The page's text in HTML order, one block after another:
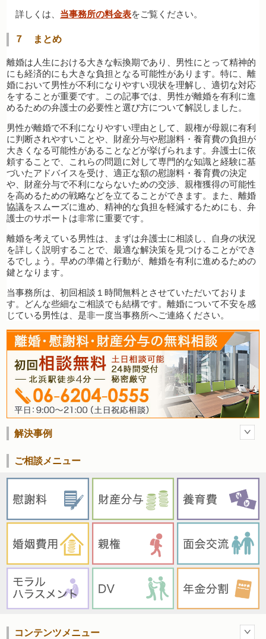
詳しくは、 当事務所の料金表をご覧ください。
７ まとめ
離婚は人生における大きな転換期であり、男性にとって精神的
にも経済的にも大きな負担となる可能性があります。特に、離
婚において男性が不利になりやすい現状を理解し、適切な対応
をすることが重要です。この記事では、男性が離婚を有利に進
めるための弁護士の必要性と選び方について解説しました。
男性が離婚で不利になりやすい理由として、親権が母親に有利
に判断されやすいことや、財産分与や慰謝料・養育費の負担が
大きくなる可能性があることなどが挙げられます。弁護士に依
頼することで、これらの問題に対して専門的な知識と経験に基
づいたアドバイスを受け、適正な額の慰謝料・養育費の決定
や、財産分与で不利にならないための交渉、親権獲得の可能性
を高めるための戦略などを立てることができます。また、離婚
協議をスムーズに進め、精神的な負担を軽減するためにも、弁
護士のサポートは非常に重要です。
離婚を考えている男性は、まずは弁護士に相談し、自身の状況
を詳しく説明することで、最適な解決策を見つけることができ
るでしょう。早めの準備と行動が、離婚を有利に進めるための
鍵となります。
当事務所は、初回相談１時間無料とさせていただいておりま
す。どんな些細なご相談でも結構です。離婚について不安を感
じている男性は、是非一度当事務所へご連絡ください。
解決事例
ご相談メニュー
コンテンツメニュー